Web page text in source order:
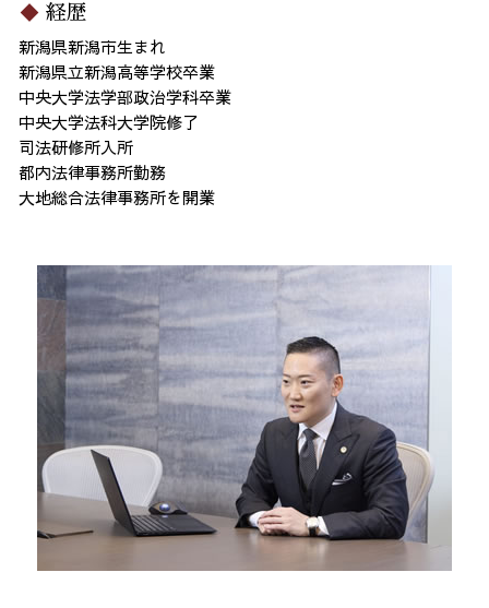
経歴
新潟県新潟市生まれ
新潟県立新潟高等学校卒業
中央大学法学部政治学科卒業
中央大学法科大学院修了
司法研修所入所
都内法律事務所勤務
大地総合法律事務所を開業